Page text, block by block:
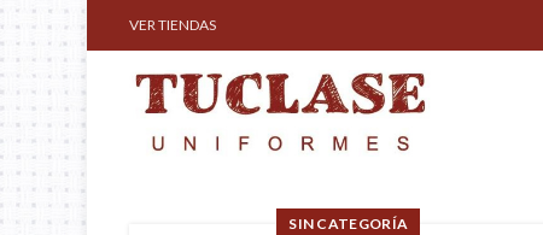
VER TIENDAS
SIN CATEGORÍA